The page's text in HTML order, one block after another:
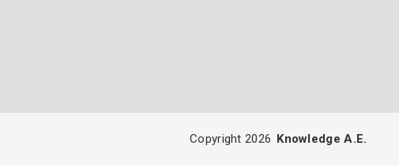
Copyright 2026 Knowledge A.E.